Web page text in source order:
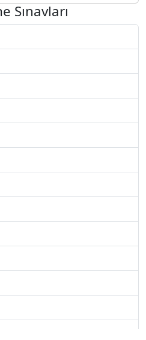
Sınavları